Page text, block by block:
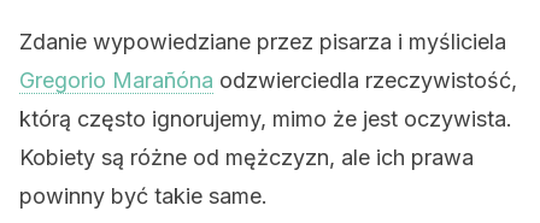
Zdanie wypowiedziane przez pisarza i myśliciela
Gregorio Marañóna odzwierciedla rzeczywistość,
którą często ignorujemy, mimo że jest oczywista.
Kobiety są różne od mężczyzn, ale ich prawa
powinny być takie same.